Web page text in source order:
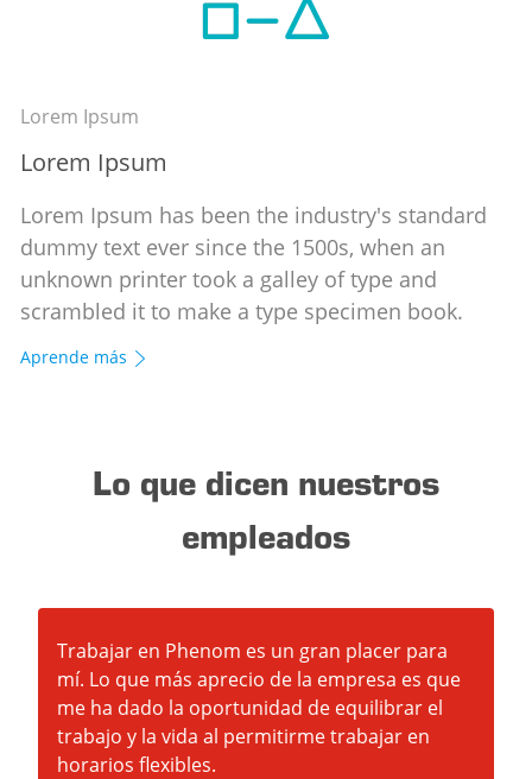
Lorem Ipsum
Lorem Ipsum
Lorem Ipsum has been the industry's standard
dummy text ever since the 1500s, when an
unknown printer took a galley of type and
scrambled it to make a type specimen book.
Aprende más
Lo que dicen nuestros
empleados
Trabajar en Phenom es un gran placer para
mí. Lo que más aprecio de la empresa es que
me ha dado la oportunidad de equilibrar el
trabajo y la vida al permitirme trabajar en
horarios flexibles.